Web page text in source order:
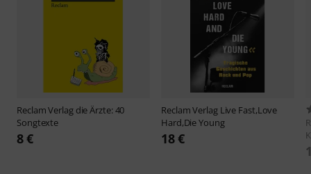
Reclam Verlag die Ärzte: 40
Songtexte
8 €
Reclam Verlag Live Fast,Love
Hard,Die Young
18 €